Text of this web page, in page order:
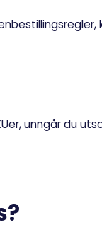
unngår du